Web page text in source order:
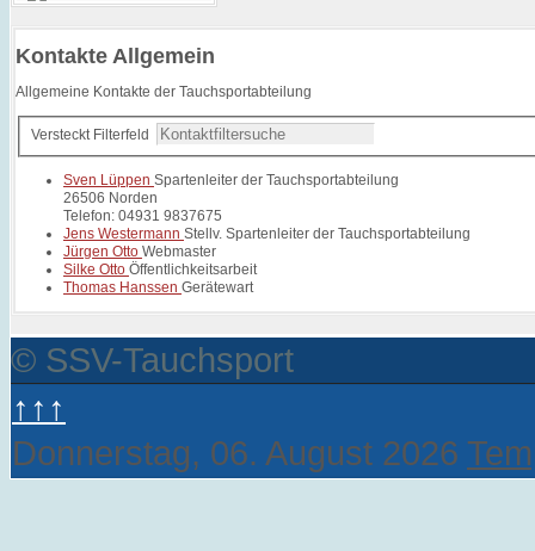
Kontakte Allgemein
Allgemeine Kontakte der Tauchsportabteilung
Versteckt Filterfeld
Sven Lüppen Spartenleiter der Tauchsportabteilung
26506 Norden
Telefon: 04931 9837675
Jens Westermann Stellv. Spartenleiter der Tauchsportabteilung
Jürgen Otto Webmaster
Silke Otto Öffentlichkeitsarbeit
Thomas Hanssen Gerätewart
© SSV-Tauchsport
↑↑↑
Donnerstag, 06. August 2026